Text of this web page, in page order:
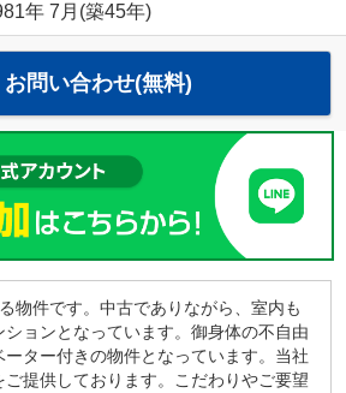
年 7月(築45年)
お問い合わせ(無料)
物件です。中古でありながら、室内も
ションとなっています。御身体の不自由
ター付きの物件となっています。当社
提供しております。こだわりやご要望